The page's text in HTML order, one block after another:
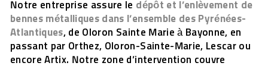
Notre entreprise assure le dépôt et l’enlèvement de
bennes métalliques dans l’ensemble des Pyrénées-
Atlantiques, de Oloron Sainte Marie à Bayonne, en
passant par Orthez, Oloron-Sainte-Marie, Lescar ou
encore Artix. Notre zone d’intervention couvre